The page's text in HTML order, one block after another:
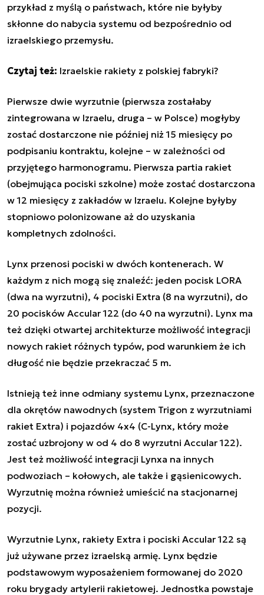
przykład z myślą o państwach, które nie byłyby
skłonne do nabycia systemu od bezpośrednio od
izraelskiego przemysłu.
Czytaj też: Izraelskie rakiety z polskiej fabryki?
Pierwsze dwie wyrzutnie (pierwsza zostałaby
zintegrowana w Izraelu, druga – w Polsce) mogłyby
zostać dostarczone nie później niż 15 miesięcy po
podpisaniu kontraktu, kolejne – w zależności od
przyjętego harmonogramu. Pierwsza partia rakiet
(obejmująca pociski szkolne) może zostać dostarczona
w 12 miesięcy z zakładów w Izraelu. Kolejne byłyby
stopniowo polonizowane aż do uzyskania
kompletnych zdolności.
Lynx przenosi pociski w dwóch kontenerach. W
każdym z nich mogą się znaleźć: jeden pocisk LORA
(dwa na wyrzutni), 4 pociski Extra (8 na wyrzutni), do
20 pocisków Accular 122 (do 40 na wyrzutni). Lynx ma
też dzięki otwartej architekturze możliwość integracji
nowych rakiet różnych typów, pod warunkiem że ich
długość nie będzie przekraczać 5 m.
Istnieją też inne odmiany systemu Lynx, przeznaczone
dla okrętów nawodnych (system Trigon z wyrzutniami
rakiet Extra) i pojazdów 4x4 (C-Lynx, który może
zostać uzbrojony w od 4 do 8 wyrzutni Accular 122).
Jest też możliwość integracji Lynxa na innych
podwoziach – kołowych, ale także i gąsienicowych.
Wyrzutnię można również umieścić na stacjonarnej
pozycji.
Wyrzutnie Lynx, rakiety Extra i pociski Accular 122 są
już używane przez izraelską armię. Lynx będzie
podstawowym wyposażeniem formowanej do 2020
roku brygady artylerii rakietowej. Jednostka powstaje